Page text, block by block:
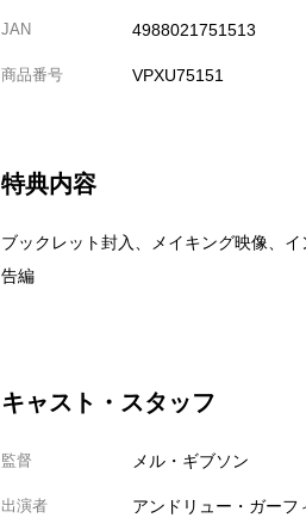
JAN 4988021751513
商品番号 VPXU75151
特典内容
ブックレット封入、メイキング映像、
告編
キャスト・スタッフ
監督 メル・ギブソン
出演者
アンドリュー・ガーフ